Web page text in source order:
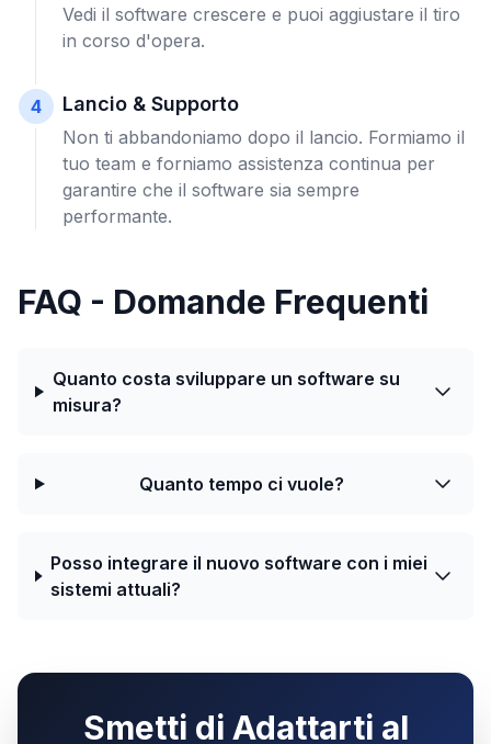
Vedi il software crescere e puoi aggiustare il tiro
in corso d'opera.
4 Lancio & Supporto
Non ti abbandoniamo dopo il lancio. Formiamo il
tuo team e forniamo assistenza continua per
garantire che il software sia sempre
performante.
FAQ - Domande Frequenti
Quanto costa sviluppare un software su
misura?
Quanto tempo ci vuole?
Posso integrare il nuovo software con i miei
sistemi attuali?
Smetti di Adattarti al